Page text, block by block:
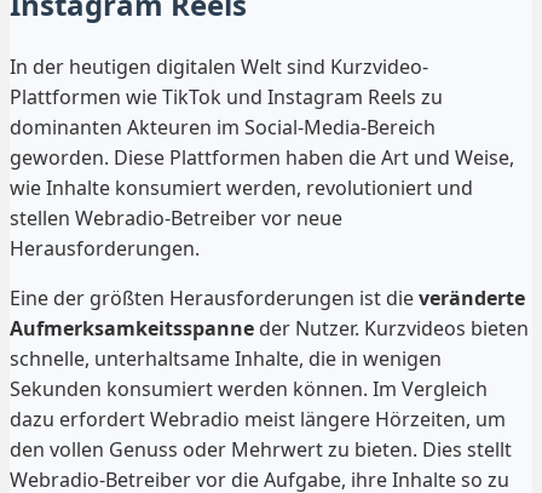
In der heutigen digitalen Welt sind Kurzvideo-
Plattformen wie TikTok und Instagram Reels zu
dominanten Akteuren im Social-Media-Bereich
geworden. Diese Plattformen haben die Art und Weise,
wie Inhalte konsumiert werden, revolutioniert und
stellen Webradio-Betreiber vor neue
Herausforderungen.
Eine der größten Herausforderungen ist dieveränderte
Aufmerksamkeitsspanne der Nutzer. Kurzvideos bieten
schnelle, unterhaltsame Inhalte, die in wenigen
Sekunden konsumiert werden können. Im Vergleich
dazu erfordert Webradio meist längere Hörzeiten, um
den vollen Genuss oder Mehrwert zu bieten. Dies stellt
Webradio-Betreiber vor die Aufgabe, ihre Inhalte so zu